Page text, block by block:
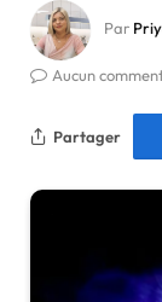
Par
Aucun
Partager